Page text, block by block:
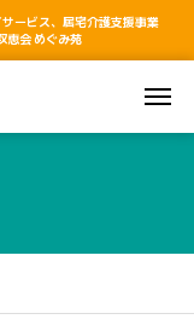
ービス、居宅介護支援事業
恵会 めぐみ苑